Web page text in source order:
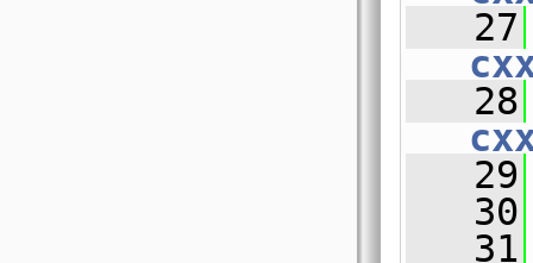
   27
   28
   29
   30
   31